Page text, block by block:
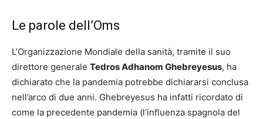
Le parole dell’Oms
L’Organizzazione Mondiale della sanità, tramite il suo
direttore generale Tedros Adhanom Ghebreyesus, ha
dichiarato che la pandemia potrebbe dichiararsi conclusa
nell’arco di due anni. Ghebreyesus ha infatti ricordato di
come la precedente pandemia (l’influenza spagnola del